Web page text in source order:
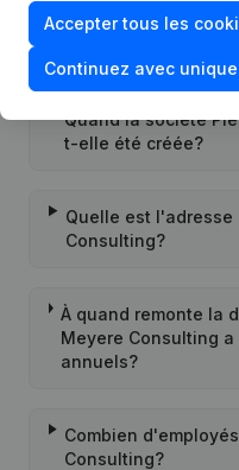
Quel est l'identifiant
Quand la société
t-elle été créée?
Quelle est l'adresse
Consulting?
À quand remonte la
Meyere Consulting
annuels?
Combien
Consulting?
Accepter tous les
Continuez avec